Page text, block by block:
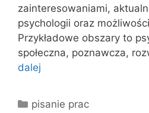
zainteresowaniami,
psychologii oraz
Przykładowe obszary to
społeczna, poznawcza,
dalej
Kategorie
pisanie prac